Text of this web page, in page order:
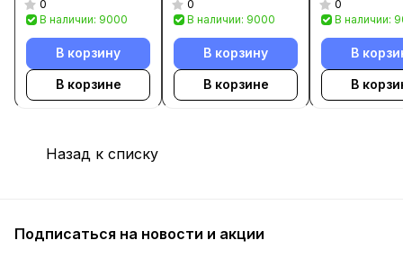
0
В наличии: 9000
В корзину
В корзине
0
В наличии: 9000
В корзину
В корзине
0
В наличии:
В
В
Назад к списку
Подписаться на новости и акции